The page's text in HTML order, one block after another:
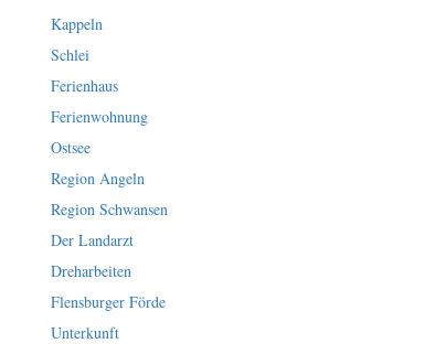
Kappeln
Schlei
Ferienhaus
Ferienwohnung
Ostsee
Region Angeln
Region Schwansen
Der Landarzt
Dreharbeiten
Flensburger Förde
Unterkunft